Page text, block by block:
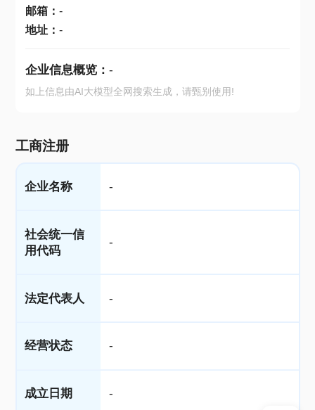
邮箱： -
地址： -
企业信息概览： -
如上信息由AI大模型全网搜索生成，请甄别使用!
工商注册
企业名称 -
社会统一信
用代码
-
法定代表人 -
经营状态 -
成立日期 -